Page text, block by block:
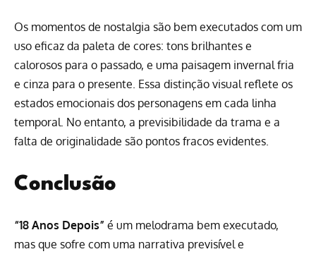
Os momentos de nostalgia são bem executados com um
uso eficaz da paleta de cores: tons brilhantes e
calorosos para o passado, e uma paisagem invernal fria
e cinza para o presente. Essa distinção visual reflete os
estados emocionais dos personagens em cada linha
temporal. No entanto, a previsibilidade da trama e a
falta de originalidade são pontos fracos evidentes.
Conclusão
“18 Anos Depois” é um melodrama bem executado,
mas que sofre com uma narrativa previsível e